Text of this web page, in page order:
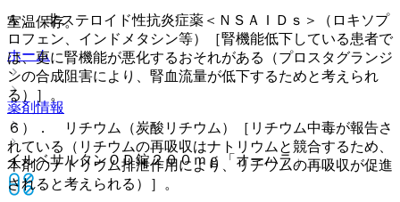
室温保存。
ホーム
薬剤情報
イルベサルタンＯＤ錠２００ｍｇ「オーハラ」
A． 非ステロイド性抗炎症薬＜ＮＳＡＩＤｓ＞（ロキソプ
ロフェン、インドメタシン等）［腎機能低下している患者で
は、更に腎機能が悪化するおそれがある（プロスタグランジ
ンの合成阻害により、腎血流量が低下するためと考えられ
る）］。
６）． リチウム（炭酸リチウム）［リチウム中毒が報告さ
れている（リチウムの再吸収はナトリウムと競合するため、
本剤のナトリウム排泄作用により、リチウムの再吸収が促進
されると考えられる）］。